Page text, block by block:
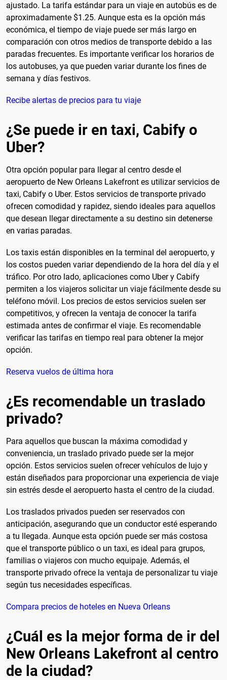
ajustado. La tarifa estándar para un viaje en autobús es de
aproximadamente $1.25. Aunque esta es la opción más
económica, el tiempo de viaje puede ser más largo en
comparación con otros medios de transporte debido a las
paradas frecuentes. Es importante verificar los horarios de
los autobuses, ya que pueden variar durante los fines de
semana y días festivos.
Recibe alertas de precios para tu viaje
¿Se puede ir en taxi, Cabify o
Uber?
Otra opción popular para llegar al centro desde el
aeropuerto de New Orleans Lakefront es utilizar servicios de
taxi, Cabify o Uber. Estos servicios de transporte privado
ofrecen comodidad y rapidez, siendo ideales para aquellos
que desean llegar directamente a su destino sin detenerse
en varias paradas.
Los taxis están disponibles en la terminal del aeropuerto, y
los costos pueden variar dependiendo de la hora del día y el
tráfico. Por otro lado, aplicaciones como Uber y Cabify
permiten a los viajeros solicitar un viaje fácilmente desde su
teléfono móvil. Los precios de estos servicios suelen ser
competitivos, y ofrecen la ventaja de conocer la tarifa
estimada antes de confirmar el viaje. Es recomendable
verificar las tarifas en tiempo real para obtener la mejor
opción.
Reserva vuelos de última hora
¿Es recomendable un traslado
privado?
Para aquellos que buscan la máxima comodidad y
conveniencia, un traslado privado puede ser la mejor
opción. Estos servicios suelen ofrecer vehículos de lujo y
están diseñados para proporcionar una experiencia de viaje
sin estrés desde el aeropuerto hasta el centro de la ciudad.
Los traslados privados pueden ser reservados con
anticipación, asegurando que un conductor esté esperando
a tu llegada. Aunque esta opción puede ser más costosa
que el transporte público o un taxi, es ideal para grupos,
familias o viajeros con mucho equipaje. Además, el
transporte privado ofrece la ventaja de personalizar tu viaje
según tus necesidades específicas.
Compara precios de hoteles en Nueva Orleans
¿Cuál es la mejor forma de ir del
New Orleans Lakefront al centro
de la ciudad?